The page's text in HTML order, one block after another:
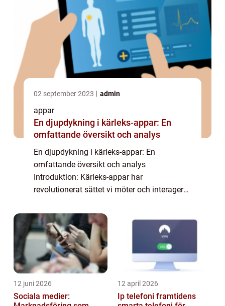
02 september 2023 admin
appar
En djupdykning i kärleks-appar: En
omfattande översikt och analys
En djupdykning i kärleks-appar: En
omfattande översikt och analys
Introduktion: Kärleks-appar har
revolutionerat sättet vi möter och interagerar
ger en grundlig översikt av kärleks-appar –
vad de är, o...
12 juni 2026
Sociala medier:
12 april 2026
Ip telefoni framtidens